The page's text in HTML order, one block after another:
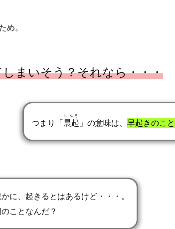
め。
まいそう？それなら・・・
つまり「晨起
しんき
」の意味は、 早起きのこと
に、起きるとはあるけど・・・。
ことなんだ？